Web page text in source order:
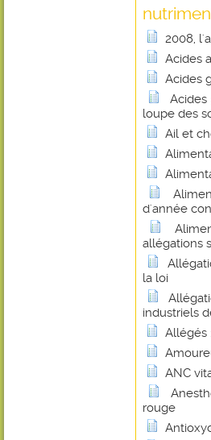
2008,
Acides
Acides
loupe des
Ail et
d'année
allégations
la loi
industriels
Allégés
ANC
rouge